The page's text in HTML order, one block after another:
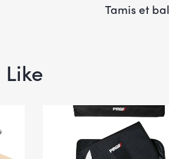
Tamis et